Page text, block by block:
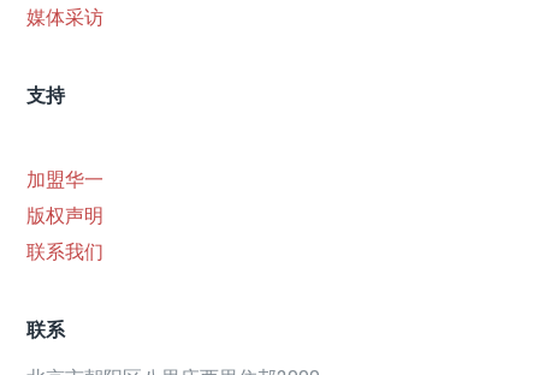
媒体采访
支持
加盟华一
版权声明
联系我们
联系